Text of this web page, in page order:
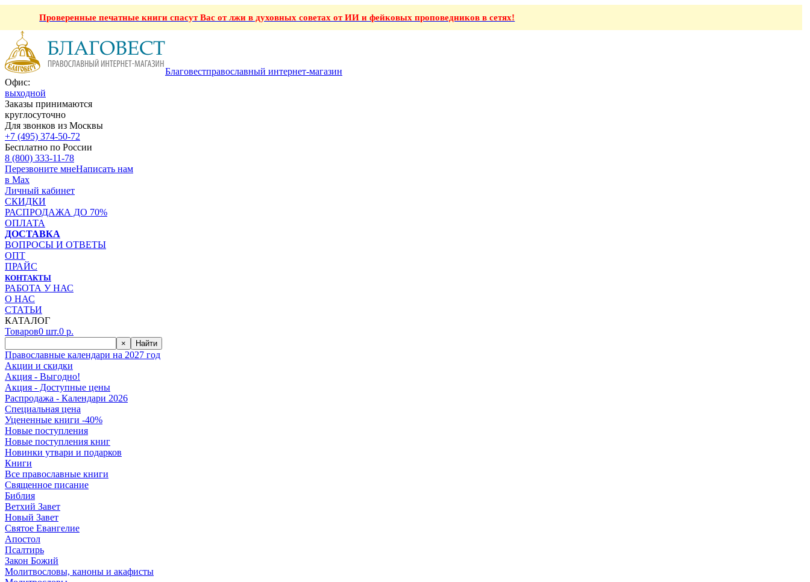
Проверенные печатные книги спасут Вас от лжи в духовных советах от ИИ и фейковых проповедников в сетях!
Благовестправославный интернет-магазин
Офис:
выходной
Заказы принимаются
круглосуточно
Для звонков из Москвы
+7 (495) 374-50-72
Бесплатно по России
8 (800) 333-11-78
Перезвоните мнеНаписать нам
в Max
Личный кабинет
СКИДКИ
РАСПРОДАЖА ДО 70%
ОПЛАТА
ДОСТАВКА
ВОПРОСЫ И ОТВЕТЫ
ОПТ
ПРАЙС
КОНТАКТЫ
РАБОТА У НАС
О НАС
СТАТЬИ
КАТАЛОГ
Товаров0 шт.0 р.
× Найти
Православные календари на 2027 год
Акции и скидки
Акция - Выгодно!
Акция - Доступные цены
Распродажа - Календари 2026
Специальная цена
Уцененные книги -40%
Новые поступления
Новые поступления книг
Новинки утвари и подарков
Книги
Все православные книги
Священное писание
Библия
Ветхий Завет
Новый Завет
Святое Евангелие
Апостол
Псалтирь
Закон Божий
Молитвословы, каноны и акафисты